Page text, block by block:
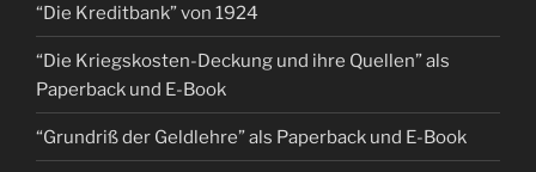
“Die Kreditbank” von 1924
“Die Kriegskosten-Deckung und ihre Quellen” als
Paperback und E-Book
“Grundriß der Geldlehre” als Paperback und E-Book